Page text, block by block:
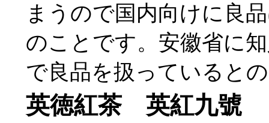
まうので国内向けに良
のことです。安徽省に
で良品を扱っていると
英徳紅茶 英紅九號